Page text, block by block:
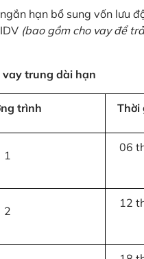
hạn bổ sung vốn lưu
(bao gồm cho vay để
trung dài hạn
trình Thời
1
06
2
12